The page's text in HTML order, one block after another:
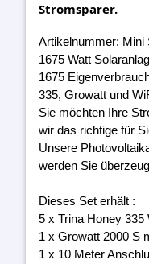
Stromsparer.
Artikelnummer: Mini
1675 Watt
1675
335, Growatt und
Sie möchten Ihre
wir das richtige für
Unsere
werden Sie
Dieses Set erhält :
5 x Trina Honey 335
1 x Growatt 2000 S
1 x 10 Meter